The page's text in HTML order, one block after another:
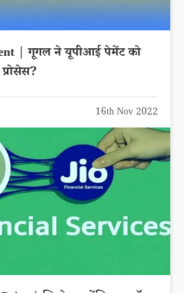
| गूगल ने यूपीआई पेमेंट को
16th Nov 2022